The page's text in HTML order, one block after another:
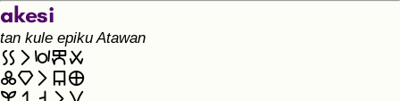
akesi
tan kule epiku Atawan
󱤝󱤧󱥵󱤙󱥱
󱤟󱤛󱤧󱤥󱤰